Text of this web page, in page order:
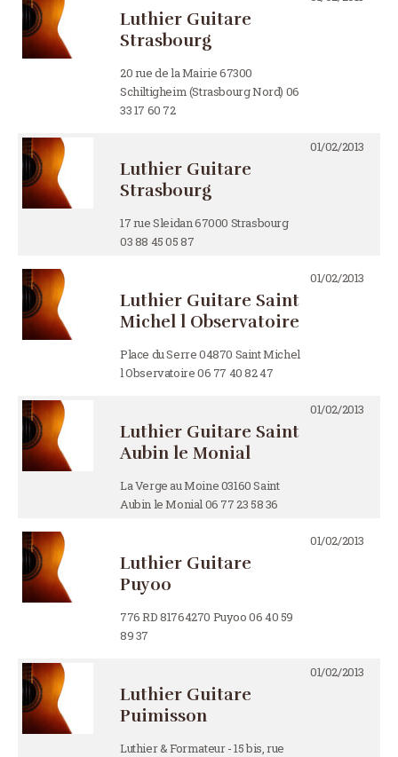
Luthier Guitare
Strasbourg
20 rue de la Mairie 67300
Schiltigheim (Strasbourg Nord) 06
33 17 60 72
Luthier Guitare
Strasbourg
17 rue Sleidan 67000 Strasbourg
03 88 45 05 87
01/02/2013
Luthier Guitare Saint
Michel l Observatoire
Place du Serre 04870 Saint Michel
l Observatoire 06 77 40 82 47
01/02/2013
Luthier Guitare Saint
Aubin le Monial
La Verge au Moine 03160 Saint
Aubin le Monial 06 77 23 58 36
01/02/2013
Luthier Guitare
Puyoo
776 RD 81764270 Puyoo 06 40 59
89 37
01/02/2013
Luthier Guitare
Puimisson
Luthier & Formateur - 15 bis, rue
01/02/2013